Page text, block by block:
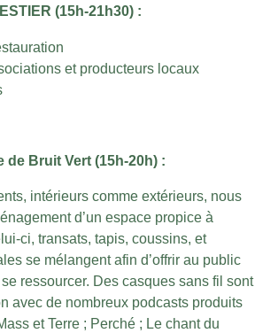
(15h-21h30) :
et producteurs locaux
de Bruit Vert (15h-20h) :
intérieurs comme extérieurs, nous
d’un espace propice à
ci, transats, tapis, coussins, et
se mélangent afin d’offrir au public
ressourcer. Des casques sans fil sont
avec de nombreux podcasts produits
et Terre ; Perché ; Le chant du